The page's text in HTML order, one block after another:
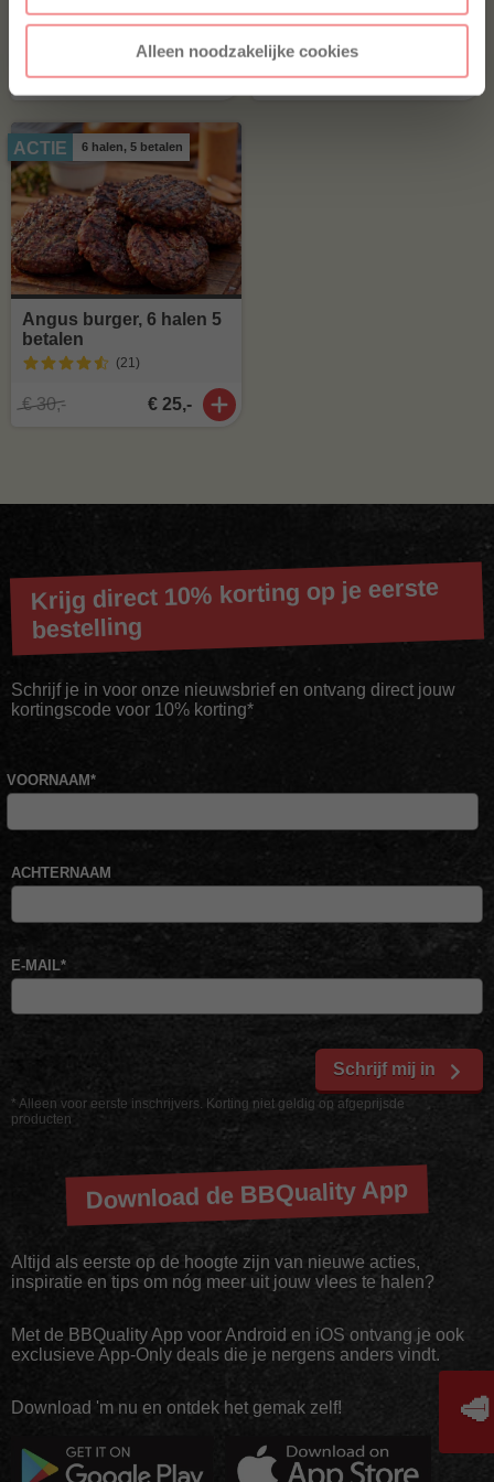
Alleen noodzakelijke cookies
€ 12,20 € 7,75
ACTIE 6 halen, 5 betalen
Angus burger, 6 halen 5
betalen
(21)
€ 30,- € 25,-
Krijg direct 10% korting op je eerste
bestelling
Schrijf je in voor onze nieuwsbrief en ontvang direct jouw
kortingscode voor 10% korting*
* Alleen voor eerste inschrijvers. Korting niet geldig op afgeprijsde
producten
VOORNAAM*
ACHTERNAAM
E-MAIL*
Schrijf mij in
Download de BBQuality App
Altijd als eerste op de hoogte zijn van nieuwe acties,
inspiratie en tips om nóg meer uit jouw vlees te halen?
Met de BBQuality App voor Android en iOS ontvang je ook
exclusieve App-Only deals die je nergens anders vindt.
Download 'm nu en ontdek het gemak zelf! 🥩